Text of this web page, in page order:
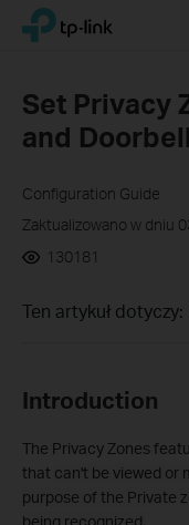
Click
navigation
TP-Link, Reliably Smart
Set Privacy
and Doorbell
Configuration Guide
Zaktualizowano w dniu
130181
Ten artykuł dotyczy:
Introduction
The Privacy Zones
that can't be viewed or
purpose of the Private
being recognized.